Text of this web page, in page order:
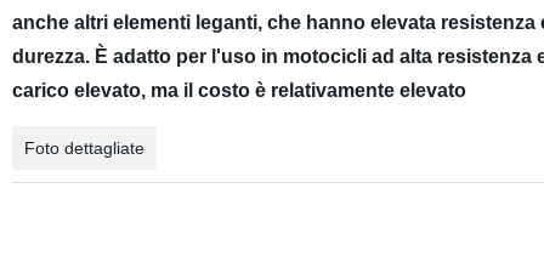
anche altri elementi leganti, che hanno elevata resistenza
durezza. È adatto per l'uso in motocicli ad alta resistenza
carico elevato, ma il costo è relativamente elevato
Foto dettagliate